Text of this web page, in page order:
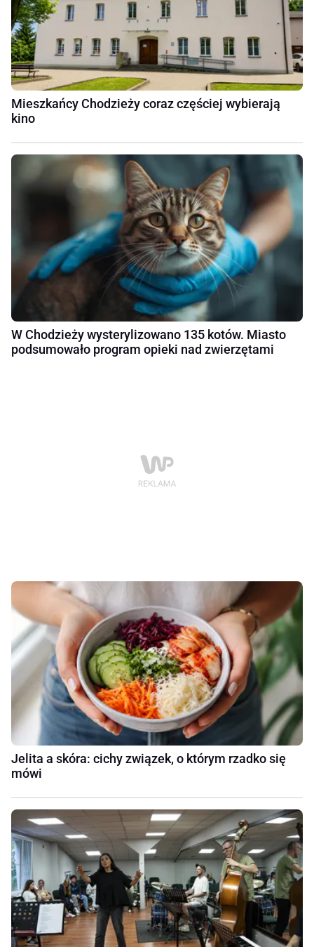
Mieszkańcy Chodzieży coraz częściej wybierają
kino
W Chodzieży wysterylizowano 135 kotów. Miasto
podsumowało program opieki nad zwierzętami
Jelita a skóra: cichy związek, o którym rzadko się
mówi